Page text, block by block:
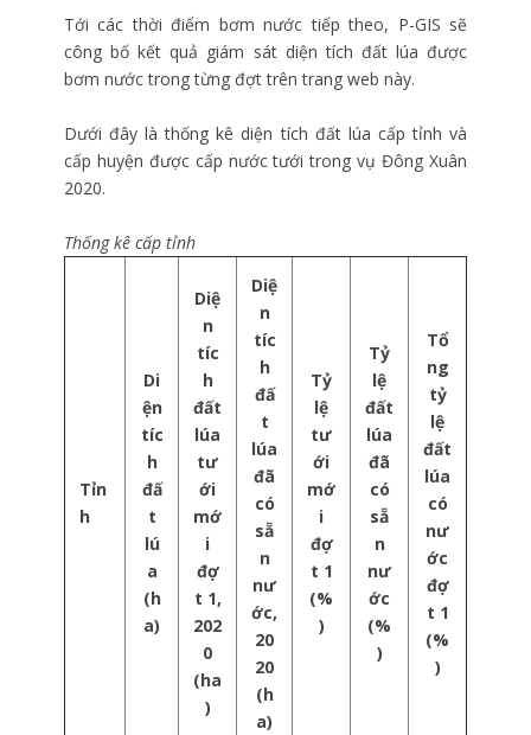
Tới các thời điểm bơm nước tiếp theo, P-GIS sẽ
công bố kết quả giám sát diện tích đất lúa được
bơm nước trong từng đợt trên trang web này.
Dưới đây là thống kê diện tích đất lúa cấp tỉnh và
cấp huyện được cấp nước tưới trong vụ Đông Xuân
2020.
Thống kê cấp tỉnh
Tỉn
h
Di
ện
tíc
h
đấ
t
lú
a
(h
a)
Diệ
n
tíc
h
đất
lúa
tư
ới
mớ
i
đợ
t 1,
202
0
(ha
)
Diệ
n
tíc
h
đấ
t
lúa
đã
có
sẵ
n
nư
ớc,
20
20
(h
a)
Tỷ
lệ
tư
ới
mớ
i
đợ
t 1
(%
)
Tỷ
lệ
đất
lúa
đã
có
sẵ
n
nư
ớc
(%
)
Tổ
ng
tỷ
lệ
đất
lúa
có
nư
ớc
đợ
t 1
(%
)